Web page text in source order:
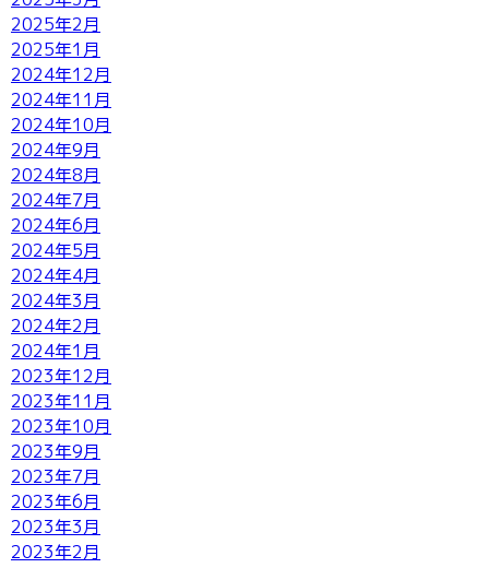
2025年2月
2025年1月
2024年12月
2024年11月
2024年10月
2024年9月
2024年8月
2024年7月
2024年6月
2024年5月
2024年4月
2024年3月
2024年2月
2024年1月
2023年12月
2023年11月
2023年10月
2023年9月
2023年7月
2023年6月
2023年3月
2023年2月